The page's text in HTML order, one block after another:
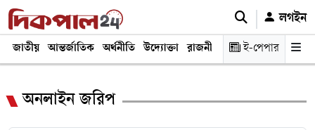
লগইন
জাতীয় আন্তর্জাতিক অর্থনীতি উদ্যোক্তা রাজনীতি শিক্ষা স্বাস্থ্য ও
ই-পেপার
অনলাইন জরিপ